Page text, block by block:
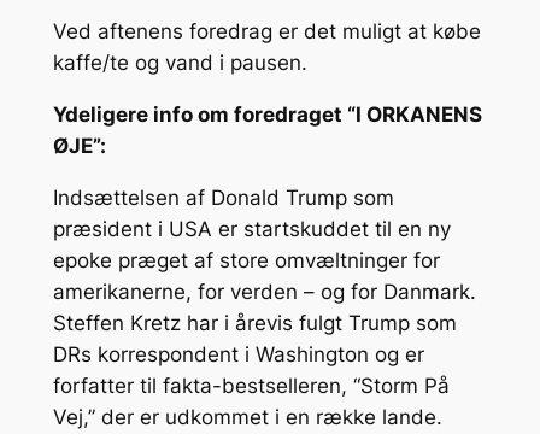
Ved aftenens foredrag er det muligt at købe
kaffe/te og vand i pausen.
Ydeligere info om foredraget “I ORKANENS
ØJE”:
Indsættelsen af Donald Trump som
præsident i USA er startskuddet til en ny
epoke præget af store omvæltninger for
amerikanerne, for verden – og for Danmark.
Steffen Kretz har i årevis fulgt Trump som
DRs korrespondent i Washington og er
forfatter til fakta-bestselleren, “Storm På
Vej,” der er udkommet i en række lande.